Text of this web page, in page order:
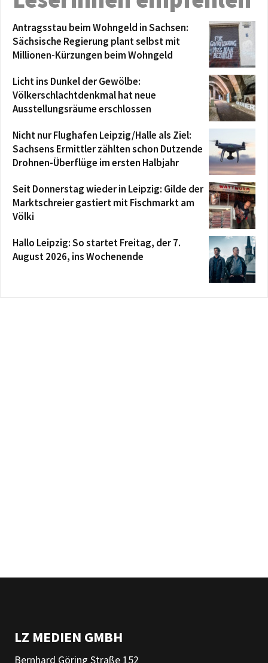
Antragsstau beim Wohngeld in Sachsen:
Sächsische Regierung plant selbst mit
Millionen-Kürzungen beim Wohngeld
Licht ins Dunkel der Gewölbe:
Völkerschlachtdenkmal hat neue
Ausstellungsräume erschlossen
Nicht nur Flughafen Leipzig/Halle als Ziel:
Sachsens Ermittler zählten schon Dutzende
Drohnen-Überflüge im ersten Halbjahr
Seit Donnerstag wieder in Leipzig: Gilde der
Marktschreier gastiert mit Fischmarkt am
Völki
Hallo Leipzig: So startet Freitag, der 7.
August 2026, ins Wochenende
LZ MEDIEN GMBH
Bernhard Göring Straße 152